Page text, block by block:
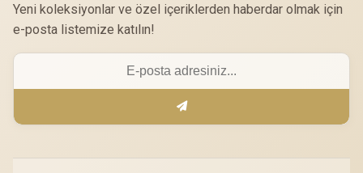
Yeni koleksiyonlar ve özel içeriklerden haberdar olmak için
e-posta listemize katılın!